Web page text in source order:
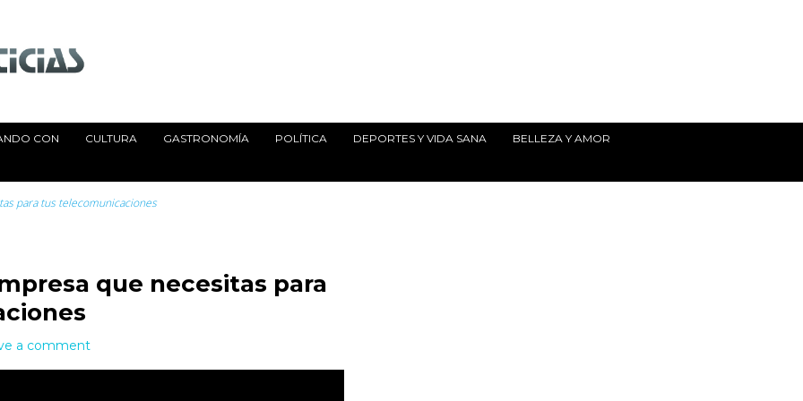
CON CULTURA GASTRONOMÍA POLÍTICA DEPORTES Y VIDA SANA BELLEZA Y AMOR
para tus telecomunicaciones
que necesitas para
a comment